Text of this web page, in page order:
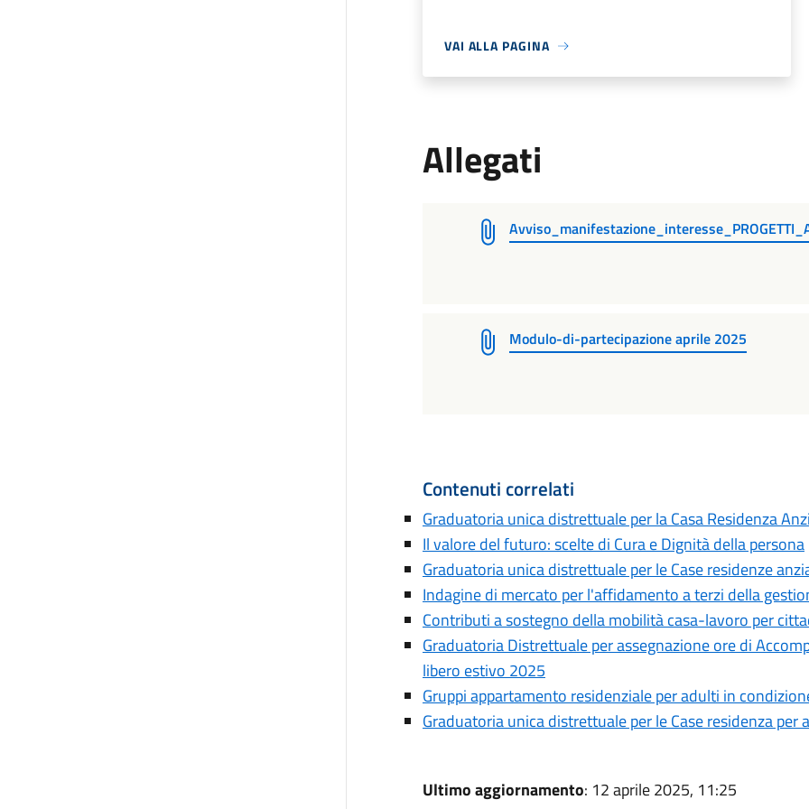
VAI ALLA PAGINA
Allegati
Modulo-di-partecipazione aprile 2025
Contenuti correlati
Graduatoria unica distrettuale per la Casa Residenza
Il valore del futuro: scelte di Cura e Dignità della persona
Graduatoria unica distrettuale per le Case residenze
Indagine di mercato per l'affidamento a terzi della
Contributi a sostegno della mobilità casa-lavoro per
Graduatoria Distrettuale per assegnazione ore di
libero estivo 2025
Gruppi appartamento residenziale per adulti in
Graduatoria unica distrettuale per le Case residenza per
Ultimo aggiornamento: 12 aprile 2025, 11:25